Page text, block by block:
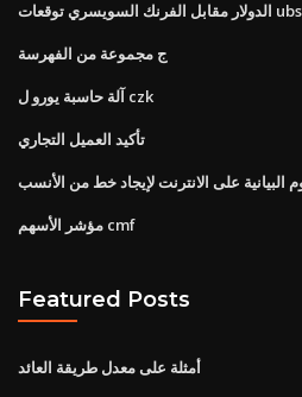
الدولار مقابل الفرنك السويسري توقعات ubs
ج مجموعة من الفهرسة
آلة حاسبة يورو ل czk
تأكيد العميل التجاري
البيانية على الانترنت لإيجاد خط من الأنسب
مؤشر الأسهم cmf
Featured Posts
أمثلة على معدل طريقة العائد